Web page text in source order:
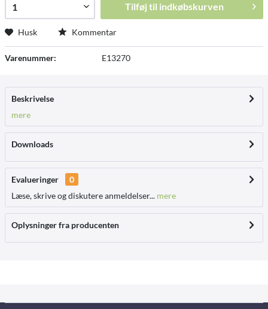
Tilføj til indkøbskurven
Husk Kommentar
Varenummer: E13270
Beskrivelse
mere
Downloads
Evalueringer
0
Læse, skrive og diskutere anmeldelser... mere
Oplysninger fra producenten